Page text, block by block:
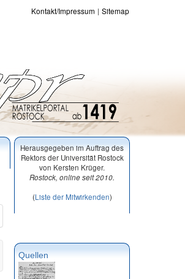
Kontakt/Impressum Sitemap
Herausgegeben im Auftrag des
Rektors der Universität Rostock
von Kersten Krüger.
Rostock, online seit 2010.
(Liste der Mitwirkenden)
Quellen